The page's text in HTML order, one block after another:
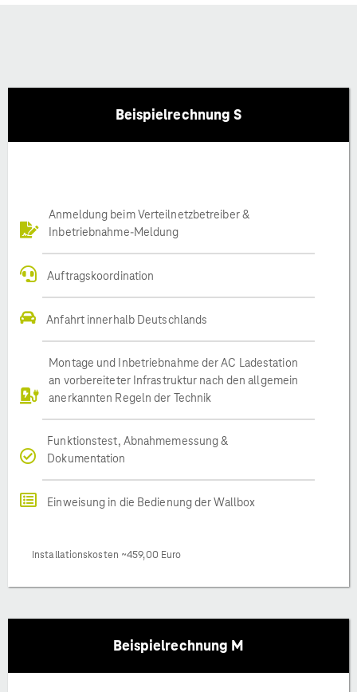
Beispielrechnung S
Anmeldung beim Verteilnetzbetreiber &
Inbetriebnahme-Meldung
Auftragskoordination
Anfahrt innerhalb Deutschlands
Montage und Inbetriebnahme der AC Ladestation
an vorbereiteter Infrastruktur nach den allgemein
anerkannten Regeln der Technik
Funktionstest, Abnahmemessung &
Dokumentation
Einweisung in die Bedienung der Wallbox
Installationskosten ~459,00 Euro
Beispielrechnung M